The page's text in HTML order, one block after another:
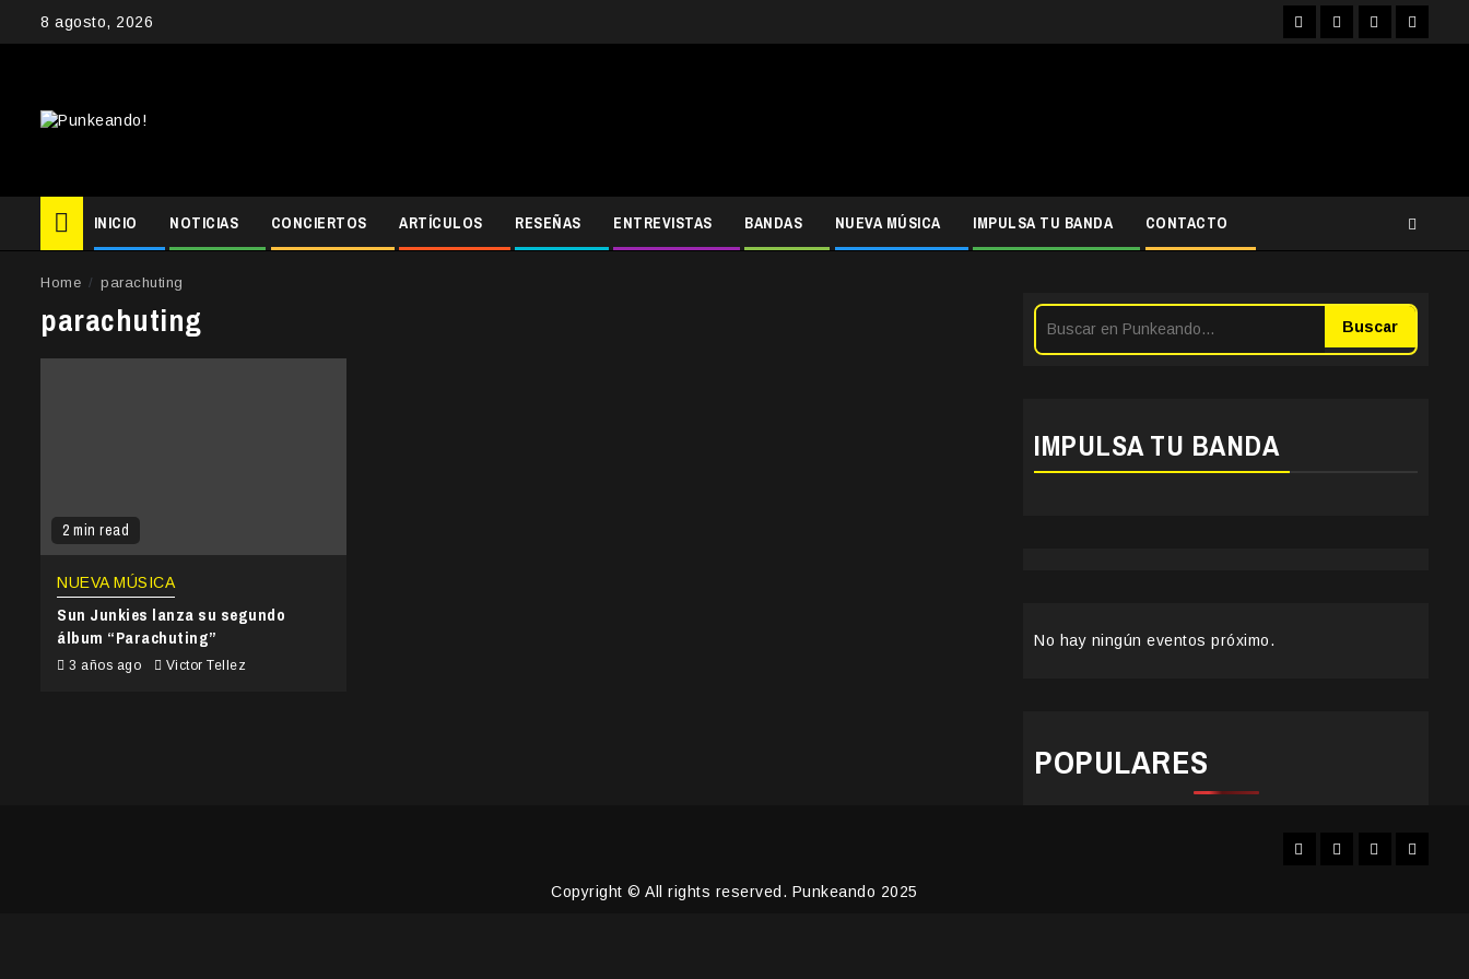
8 agosto, 2026 FacebookInstagram
YouTubeTwitter
INICIO NOTICIAS CONCIERTOS ARTÍCULOS RESEÑAS ENTREVISTAS BANDAS NUEVA MÚSICA IMPULSA TU BANDA CONTACTO
Home parachuting
parachuting
2 min read
NUEVA MÚSICA
Sun Junkies lanza su segundo
álbum “Parachuting”
3 años ago Victor Tellez
Buscar
IMPULSA TU BANDA
No hay ningún eventos próximo.
POPULARES
FacebookInstagram
YouTubeTwitter
Copyright © All rights reserved. Punkeando 2025